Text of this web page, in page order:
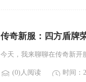
传奇新服：四方盾牌
今天，我来聊聊在传奇新开
(0)人阅读 时间：